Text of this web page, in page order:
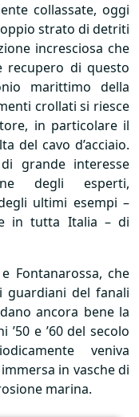
collassate, oggi
strato di detriti
incresciosa che
recupero di questo
marittimo della
crollati si riesce
in particolare il
del cavo d’acciaio.
grande interesse
degli esperti,
ultimi esempi –
in tutta Italia – di
Fontanarossa, che
guardiani del fanali
ancora bene la
e ’60 del secolo
veniva
in vasche di
marina.